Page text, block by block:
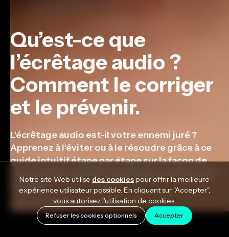
Qu’est-ce que
l’écrêtage audio ?
Comment le corriger
et le prévenir.
L'écrêtage audio est-il votre ennemi juré ?
Apprenez à l'éviter ou à le résoudre grâce à ce
guide intuitif étape par étape sur la façon de
toutes !
April 27, 2026
Notre site Web utilise des cookiespour offrir la meilleure
expérience utilisateur possible. En cliquant sur "Accepter",
vous autorisez l'utilisation de cookies.
Refuser les cookies optionnels Accepter